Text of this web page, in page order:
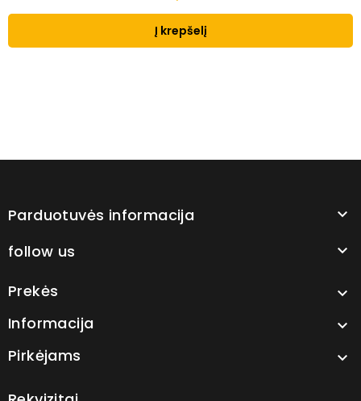
Į krepšelį
Parduotuvės informacija 
follow us 
Prekės 
Informacija 
Pirkėjams 